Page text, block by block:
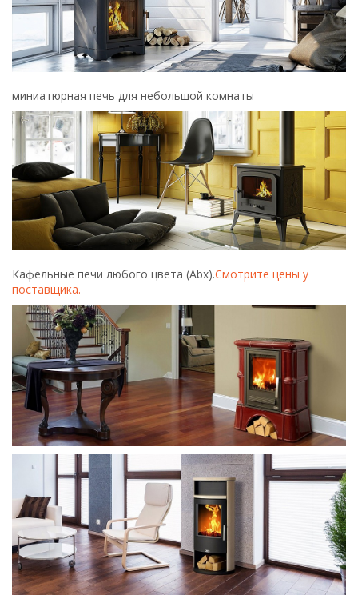
миниатюрная печь для небольшой комнаты
Кафельные печи любого цвета (Abx).Смотрите цены у
поставщика.